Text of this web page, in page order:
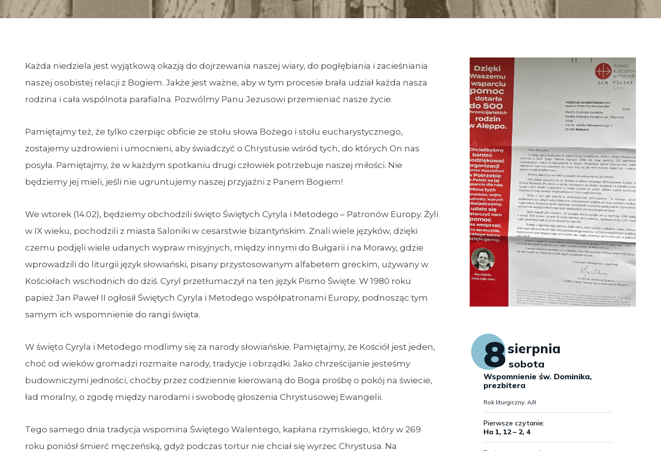
Każda niedziela jest wyjątkową okazją do dojrzewania naszej wiary, do pogłębiania i zacieśniania
naszej osobistej relacji z Bogiem. Jakże jest ważne, aby w tym procesie brała udział każda nasza
rodzina i cała wspólnota parafialna. Pozwólmy Panu Jezusowi przemieniać nasze życie.
Pamiętajmy też, że tylko czerpiąc obficie ze stołu słowa Bożego i stołu eucharystycznego,
zostajemy uzdrowieni i umocnieni, aby świadczyć o Chrystusie wśród tych, do których On nas
posyła. Pamiętajmy, że w każdym spotkaniu drugi człowiek potrzebuje naszej miłości. Nie
będziemy jej mieli, jeśli nie ugruntujemy naszej przyjaźni z Panem Bogiem!
We wtorek (14.02), będziemy obchodzili święto Świętych Cyryla i Metodego – Patronów Europy. Żyli
w IX wieku, pochodzili z miasta Saloniki w cesarstwie bizantyńskim. Znali wiele języków, dzięki
czemu podjęli wiele udanych wypraw misyjnych, między innymi do Bułgarii i na Morawy, gdzie
wprowadzili do liturgii język słowiański, pisany przystosowanym alfabetem greckim, używany w
Kościołach wschodnich do dziś. Cyryl przetłumaczył na ten język Pismo Święte. W 1980 roku
papież Jan Paweł II ogłosił Świętych Cyryla i Metodego współpatronami Europy, podnosząc tym
samym ich wspomnienie do rangi święta.
W święto Cyryla i Metodego modlimy się za narody słowiańskie. Pamiętajmy, że Kościół jest jeden,
choć od wieków gromadzi rozmaite narody, tradycje i obrządki. Jako chrześcijanie jesteśmy
budowniczymi jedności, choćby przez codziennie kierowaną do Boga prośbę o pokój na świecie,
ład moralny, o zgodę między narodami i swobodę głoszenia Chrystusowej Ewangelii.
Tego samego dnia tradycja wspomina Świętego Walentego, kapłana rzymskiego, który w 269
roku poniósł śmierć męczeńską, gdyż podczas tortur nie chciał się wyrzec Chrystusa. Na